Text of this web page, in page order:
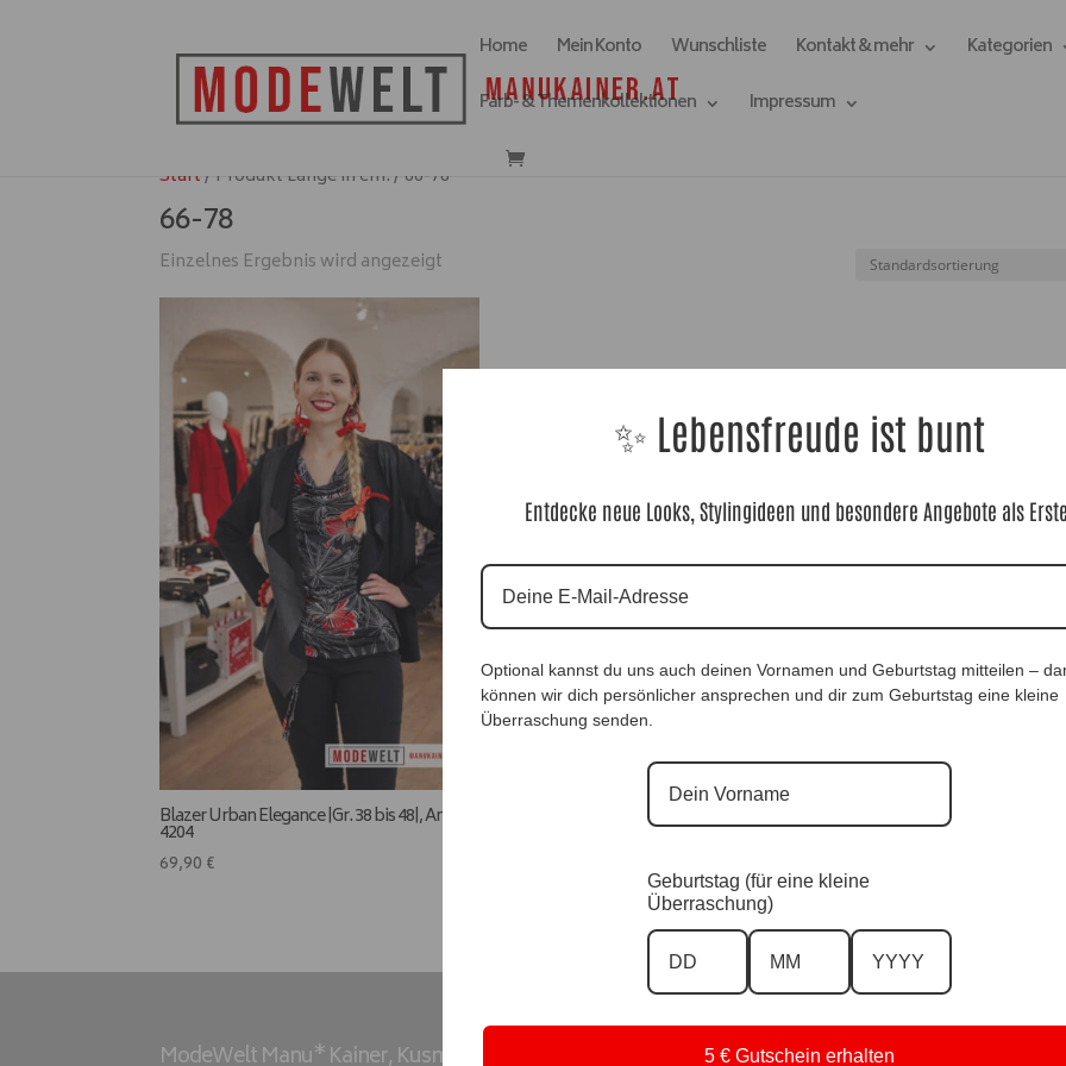
Home Mein Konto Wunschliste Kontakt & mehr
Kategorien
Farb- & Themenkollektionen
Impressum
Start/ Produkt Länge in cm: / 66-78
66-78
Einzelnes Ergebnis wird angezeigt
Blazer Urban Elegance |Gr. 38 bis 48|, Anr.:
4204
69,90 €
ModeWelt Manu* Kainer, Kusmanekstrasse 22, 8280 Fürstenfeld
✨ Lebensfreude ist bunt
Entdecke neue Looks, Stylingideen und besondere Angebote als
Optional kannst du uns auch deinen Vornamen und Geburtstag mitteilen –
können wir dich persönlicher ansprechen und dir zum Geburtstag eine kleine
Überraschung senden.
Geburtstag (für eine kleine
Überraschung)
5 € Gutschein erhalten